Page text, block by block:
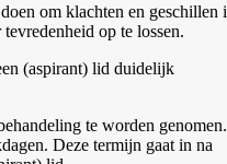
om klachten en geschillen
op te lossen.
(aspirant) lid duidelijk
te worden genomen.
Deze termijn gaat in na